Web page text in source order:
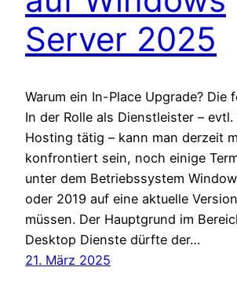
Server 2025
Warum ein In-Place Upgrade? Die
In der Rolle als Dienstleister –
Hosting tätig – kann man derzeit
konfrontiert sein, noch einige
unter dem Betriebssystem
oder 2019 auf eine aktuelle
müssen. Der Hauptgrund im
Desktop Dienste dürfte der…
21. März 2025